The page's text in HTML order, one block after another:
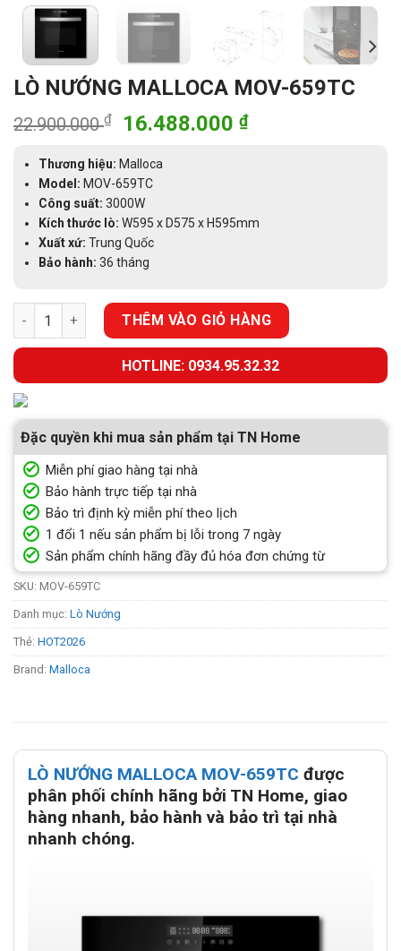
LÒ NƯỚNG MALLOCA MOV-659TC
22.900.000₫
Giá
là:
22.900.000 ₫.
16.488.000 ₫Giá
Thương hiệu: Malloca
Model: MOV-659TC
Công suất:3000W
Kích thước lò: W595 x D575 x H595mm
Xuất xứ: Trung Quốc
Bảo hành: 36 tháng
LÒ NƯỚNG MALLOCA MOV-659TC số lượng
THÊM VÀO GIỎ HÀNG
HOTLINE: 0934.95.32.32
Đặc quyền khi mua sản phẩm tại TN Home
Miễn phí giao hàng tại nhà
Bảo hành trực tiếp tại nhà
Bảo trì định kỳ miễn phí theo lịch
1 đổi 1 nếu sản phẩm bị lỗi trong 7 ngày
Sản phẩm chính hãng đầy đủ hóa đơn chứng từ
SKU: MOV-659TC
Danh mục: Lò Nướng
Thẻ: HOT2026
Brand: Malloca
LÒ NƯỚNG MALLOCA MOV-659TC được
phân phối chính hãng bởi TN Home, giao
hàng nhanh, bảo hành và bảo trì tại nhà
nhanh chóng.